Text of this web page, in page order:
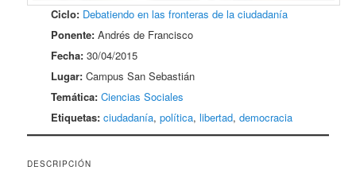
Ciclo: Debatiendo en las fronteras de la ciudadanía
Ponente: Andrés de Francisco
Fecha: 30/04/2015
Lugar: Campus San Sebastián
Temática: Ciencias Sociales
Etiquetas: ciudadanía,política,libertad,democracia
DESCRIPCIÓN